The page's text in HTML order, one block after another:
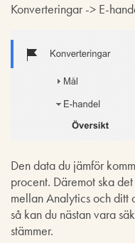
Konverteringar -> E-
Den data du jämför
procent. Däremot ska
mellan Analytics och ditt
så kan du nästan vara
stämmer.